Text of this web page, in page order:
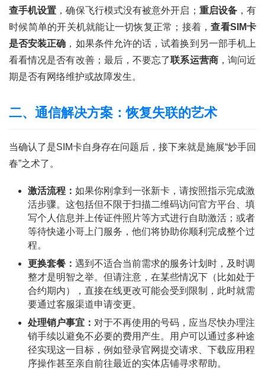
页
百
查手机设置 ，确保飞行模式没有被意外开启； 重启设备，有
时候简单的开关机就能让一切恢复正常；接着，查看SIM卡
是否安装正确 ，如果条件允许的话，试着换到另一部手机上
看看情况是否有改善；最后，不要忘了联系运营商，询问近
期是否有网络维护或故障发生。
二、通信解决方案：恢复失联的艺术
当确认了是SIM卡自身存在问题后，接下来就是施展“妙手回
春”之术了。
激活流程： 如果你刚拿到一张新卡，请按照指示完成激
活步骤。这包括但不限于扫描二维码访问官方平台、填
写个人信息并上传证件照片等方式进行自助激活；或者
等待快递小哥上门服务，他们将协助你顺利完成整个过
程。
更换套餐： 遇到不适合当前需求的服务计划时，及时调
整才是明智之举。但请注意，在某些情况下（比如处于
合约期内），直接在线更改可能会受到限制，此时就需
要通过客服渠道申请变更。
处理销户事宜： 对于不再使用的号码，应当尽快办理注
销手续以避免不必要的费用产生。用户可以通过多种途
径实现这一目标，例如登录官网提交请求、下载应用程
序操作甚至亲自前往最近的实体店铺寻求帮助。